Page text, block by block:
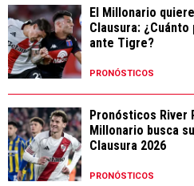
El Millonario
Clausura:
ante Tigre?
PRONÓSTICOS
Pronósticos River
Millonario busca
Clausura 2026
PRONÓSTICOS